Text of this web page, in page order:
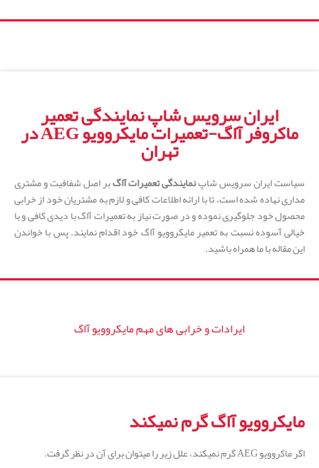
ایران سرویس شاپ نمایندگی تعمیرماکروفر آاگ-تعمیرات مایکروویو AEG در تهران
سیاست ایران سرویس شاپنمایندگی تعمیرات آاگبر اصل شفافیت و مشتری
مداری نهاده شده است، تا با ارائه اطلاعات کافی و لازم به مشتریان خود از خرابی
محصول خود جلوگیری نموده و در صورت نیاز به تعمیرات آاگ با دیدی کافی و با
خیالی آسوده نسبت به تعمیر مایکروویو آاگ خود اقدام نمایند. پس با خواندن
این مقاله با ما همراه باشید.
ایرادات و خرابی های مهم مایکروویو آاگ
مایکروویو آاگ گرم نمیکند
اگر ماکروویو AEG گرم نمیکند، علل زیر را میتوان برای آن در نظر گرفت.